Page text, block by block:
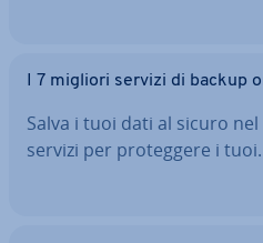
I 7 migliori servizi di backup
Salva i tuoi dati al sicuro
servizi per pro­teg­ge­re i